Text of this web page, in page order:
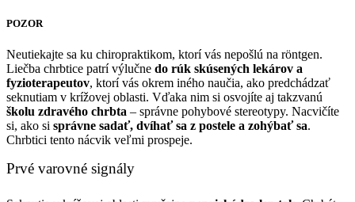
POZOR
Neutiekajte sa ku chiropraktikom, ktorí vás nepošlú na röntgen.
Liečba chrbtice patrí výlučne do rúk skúsených lekárov a
fyzioterapeutov, ktorí vás okrem iného naučia, ako predchádzať
seknutiam v krížovej oblasti. Vďaka nim si osvojíte aj takzvanú
školu zdravého chrbta – správne pohybové stereotypy. Nacvičíte
si, ako si správne sadať, dvíhať sa z postele a zohýbať sa.
Chrbtici tento nácvik veľmi prospeje.
Prvé varovné signály